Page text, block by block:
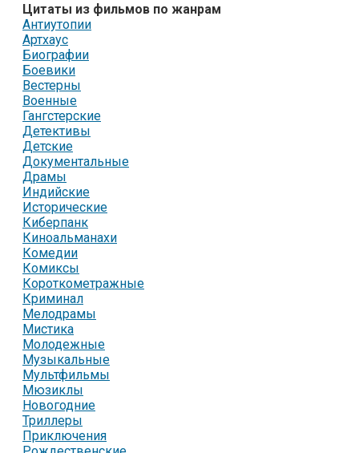
Цитаты из фильмов по жанрам
Антиутопии
Артхаус
Биографии
Боевики
Вестерны
Военные
Гангстерские
Детективы
Детские
Документальные
Драмы
Индийские
Исторические
Киберпанк
Киноальманахи
Комедии
Комиксы
Короткометражные
Криминал
Мелодрамы
Мистика
Молодежные
Музыкальные
Мультфильмы
Мюзиклы
Новогодние
Триллеры
Приключения